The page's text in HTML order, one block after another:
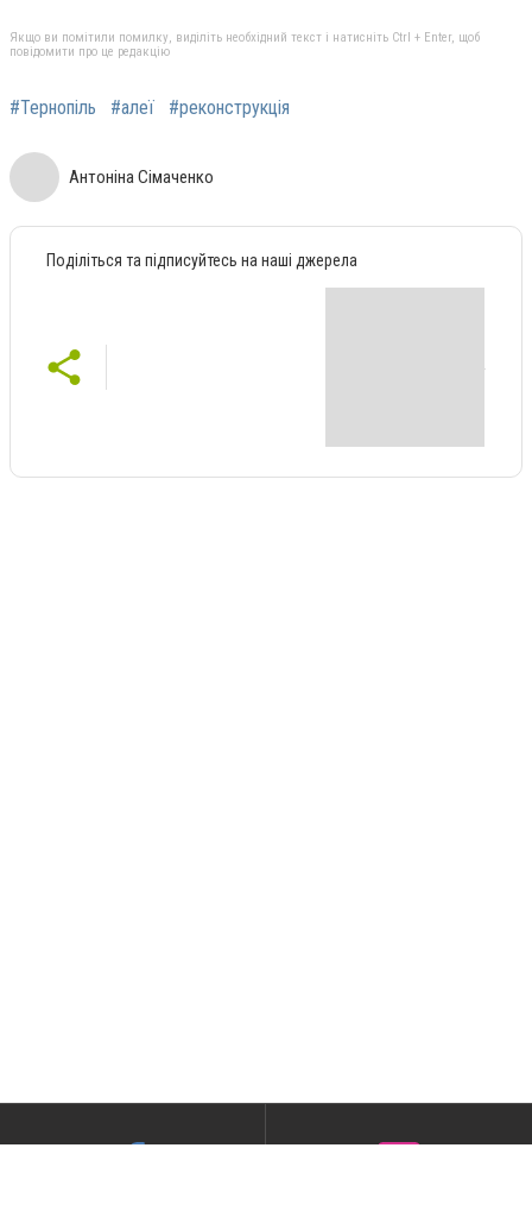
Якщо ви помітили помилку, виділіть необхідний текст і натисніть Ctrl + Enter, щоб
повідомити про це редакцію
#Тернопіль #алеї #реконструкція
Антоніна Сімаченко
Поділіться та підписуйтесь на наші джерела